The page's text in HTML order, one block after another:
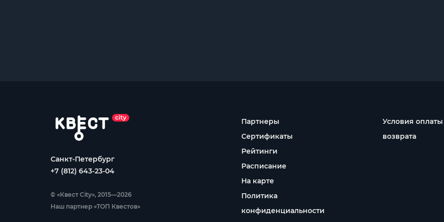
Санкт-Петербург
+7 (812) 643-23-04
© «Квест City», 2015—2026
Наш партнер «ТОП Квестов»
Партнеры
Сертификаты
Рейтинги
Расписание
На карте
Политика
конфиденциальности
Условия
возврата